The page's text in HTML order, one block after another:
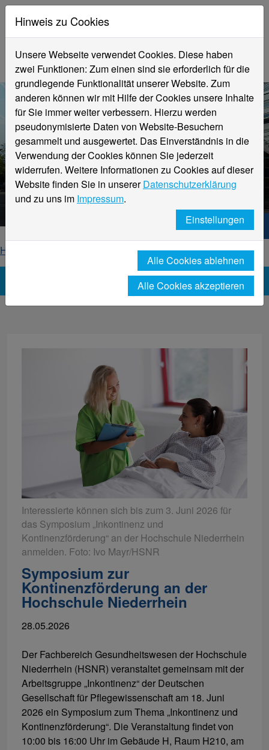
Aktuelle Meldungen
Hochschule Niederrhein
Hochschule Niederrhein. Dein Weg.
Home
News-Detailseite
Interessierte können sich bis zum 3. Juni 2026 für
das Symposium „Inkontinenz und
Kontinenzförderung“ an der Hochschule Niederrhein
anmelden. Foto: Ivo Mayr/HSNR
Symposium zur
Kontinenzförderung an der
Hochschule Niederrhein
28.05.2026
Der Fachbereich Gesundheitswesen der Hochschule
Niederrhein (HSNR) veranstaltet gemeinsam mit der
Arbeitsgruppe „Inkontinenz“ der Deutschen
Gesellschaft für Pflegewissenschaft am 18. Juni
2026 ein Symposium zum Thema „Inkontinenz und
Kontinenzförderung“. Die Veranstaltung findet von
10:00 bis 16:00 Uhr im Gebäude H, Raum H210, am
Hinweis zu Cookies
Unsere Webseite verwendet Cookies. Diese haben
zwei Funktionen: Zum einen sind sie erforderlich für die
grundlegende Funktionalität unserer Website. Zum
anderen können wir mit Hilfe der Cookies unsere Inhalte
für Sie immer weiter verbessern. Hierzu werden
pseudonymisierte Daten von Website-Besuchern
gesammelt und ausgewertet. Das Einverständnis in die
Verwendung der Cookies können Sie jederzeit
widerrufen. Weitere Informationen zu Cookies auf dieser
Website finden Sie in unsererDatenschutzerklärung
und zu uns im Impressum.
Einstellungen
Alle Cookies ablehnen
Alle Cookies akzeptieren